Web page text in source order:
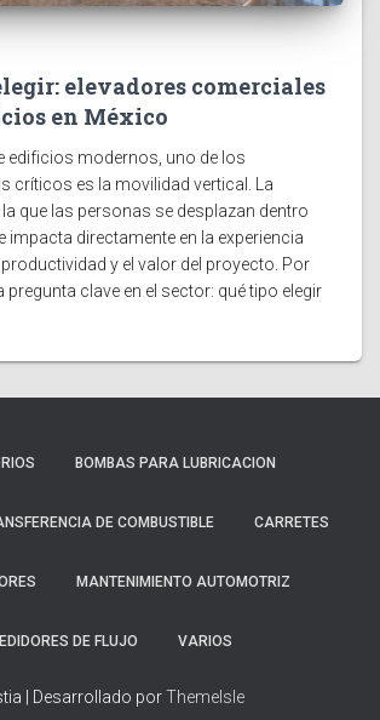
elevadores comerciales
en México
edificios modernos, uno de los
críticos es la movilidad vertical. La
que las personas se desplazan dentro
impacta directamente en la experiencia
y el valor del proyecto. Por
pregunta clave en el sector: qué tipo elegir
BOMBAS PARA LUBRICACION
DE COMBUSTIBLE CARRETES
MANTENIMIENTO AUTOMOTRIZ
DE FLUJO VARIOS
| Desarrollado porThemeIsle